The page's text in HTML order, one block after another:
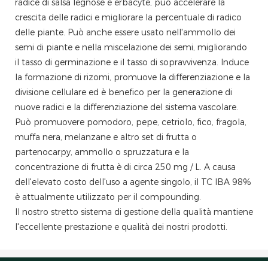
radice di salsa legnose e erbacyte, può accelerare la
crescita delle radici e migliorare la percentuale di radico
delle piante. Può anche essere usato nell'ammollo dei
semi di piante e nella miscelazione dei semi, migliorando
il tasso di germinazione e il tasso di sopravvivenza. Induce
la formazione di rizomi, promuove la differenziazione e la
divisione cellulare ed è benefico per la generazione di
nuove radici e la differenziazione del sistema vascolare.
Può promuovere pomodoro, pepe, cetriolo, fico, fragola,
muffa nera, melanzane e altro set di frutta o
partenocarpy, ammollo o spruzzatura e la
concentrazione di frutta è di circa 250 mg / L. A causa
dell'elevato costo dell'uso a agente singolo, il TC IBA 98%
è attualmente utilizzato per il compounding.
Il nostro stretto sistema di gestione della qualità mantiene
l'eccellente prestazione e qualità dei nostri prodotti.